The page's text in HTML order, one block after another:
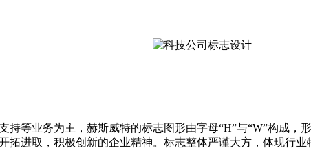
等业务为主，赫斯威特的标志图形由字母“H”与“W”构成
进取，积极创新的企业精神。标志整体严谨大方，体现行业